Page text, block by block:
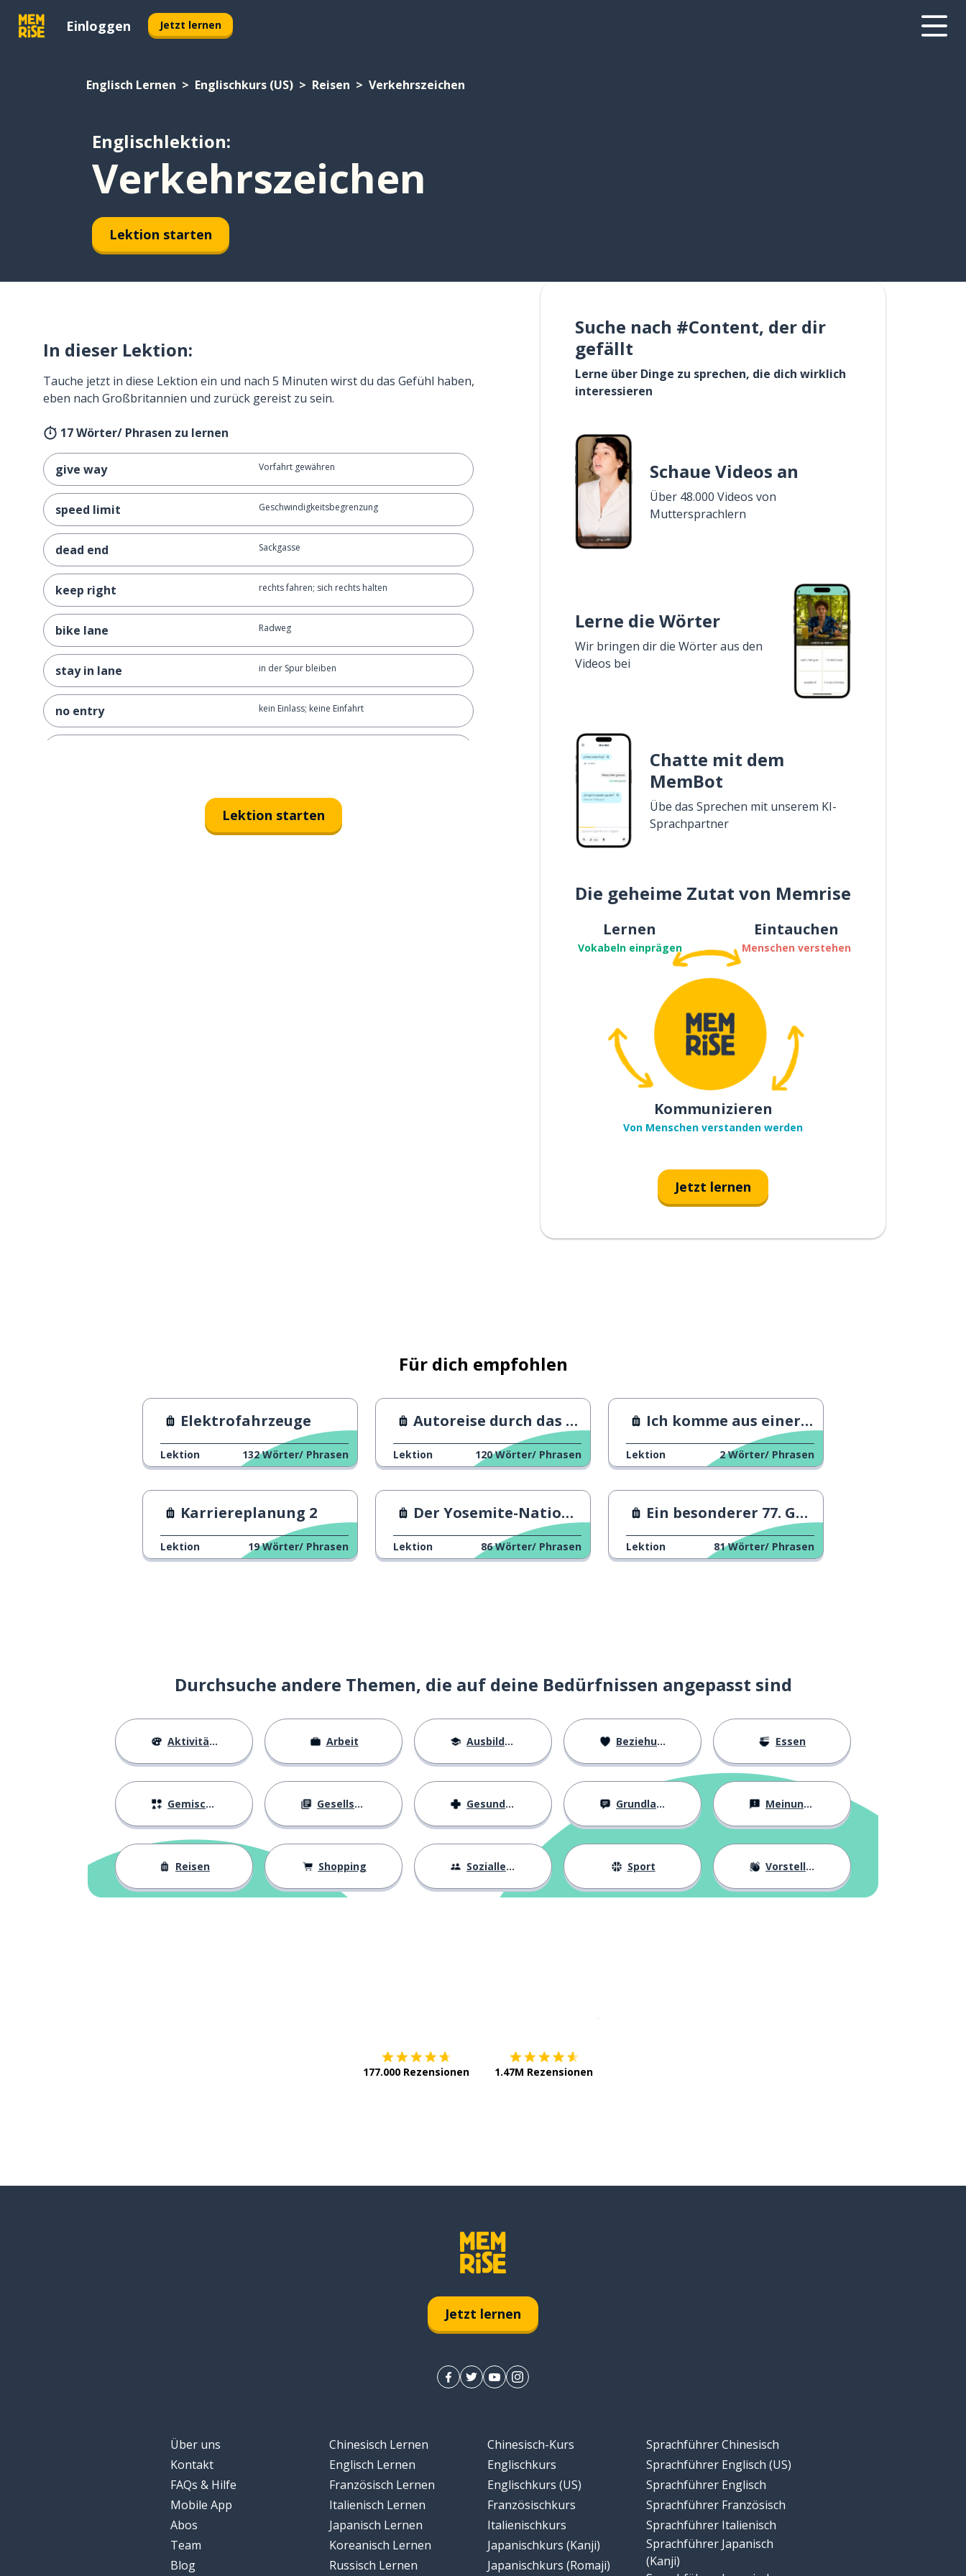
Einloggen Jetzt lernen
Englisch Lernen Englischkurs (US) Reisen Verkehrszeichen
Englischlektion:
Verkehrszeichen
Lektion starten
In dieser Lektion:
Tauche jetzt in diese Lektion ein und nach 5 Minuten wirst du das Gefühl haben,
eben nach Großbritannien und zurück gereist zu sein.
17 Wörter/ Phrasen zu lernen
give way Vorfahrt gewähren
speed limit Geschwindigkeitsbegrenzung
dead end Sackgasse
keep right rechts fahren; sich rechts halten
bike lane Radweg
stay in lane in der Spur bleiben
no entry kein Einlass; keine Einfahrt
Lektion starten
Suche nach #Content, der dir
gefällt
Lerne über Dinge zu sprechen, die dich wirklich
interessieren
Schaue Videos an
Über 48.000 Videos von
Muttersprachlern
Lerne die Wörter
Wir bringen dir die Wörter aus den
Videos bei
Chatte mit dem
MemBot
Übe das Sprechen mit unserem KI-
Sprachpartner
Die geheime Zutat von Memrise
Lernen
Vokabeln einprägen
Eintauchen
Menschen verstehen
Kommunizieren
Von Menschen verstanden werden
Jetzt lernen
Für dich empfohlen
Elektrofahrzeuge
Lektion 132 Wörter/ Phrasen
Autoreise durch das ganze Land
Lektion 120 Wörter/ Phrasen
Ich komme aus einer Kleinstadt
Lektion 2 Wörter/ Phrasen
Karriereplanung 2
Lektion 19 Wörter/ Phrasen
Der Yosemite-Nationalpark
Lektion 86 Wörter/ Phrasen
Ein besonderer 77. Geburtstag
Lektion 81 Wörter/ Phrasen
Durchsuche andere Themen, die auf deine Bedürfnissen angepasst sind
Aktivitäten Arbeit Ausbildung Beziehungen Essen
Gemischtes Gesellschaft Gesundheit Grundlagen Meinungen
Reisen Shopping Sozialleben Sport Vorstellung
177.000 Rezensionen 1.47M Rezensionen
Jetzt lernen
Über uns
Kontakt
FAQs & Hilfe
Mobile App
Abos
Team
Blog
Chinesisch Lernen
Englisch Lernen
Französisch Lernen
Italienisch Lernen
Japanisch Lernen
Koreanisch Lernen
Russisch Lernen
Chinesisch-Kurs
Englischkurs
Englischkurs (US)
Französischkurs
Italienischkurs
Japanischkurs (Kanji)
Japanischkurs (Romaji)
Sprachführer Chinesisch
Sprachführer Englisch (US)
Sprachführer Englisch
Sprachführer Französisch
Sprachführer Italienisch
Sprachführer Japanisch
(Kanji)